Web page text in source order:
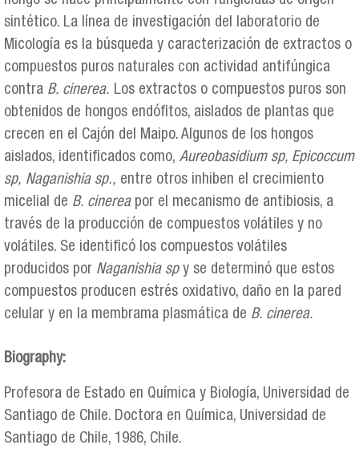
sintético. La línea de investigación del laboratorio de
Micología es la búsqueda y caracterización de extractos o
compuestos puros naturales con actividad antifúngica
contra B. cinerea. Los extractos o compuestos puros son
obtenidos de hongos endófitos, aislados de plantas que
crecen en el Cajón del Maipo. Algunos de los hongos
aislados, identificados como, Aureobasidium sp, Epicoccum
sp, Naganishia sp., entre otros inhiben el crecimiento
micelial de B. cinereapor el mecanismo de antibiosis, a
través de la producción de compuestos volátiles y no
volátiles. Se identificó los compuestos volátiles
producidos por Naganishia sp y se determinó que estos
compuestos producen estrés oxidativo, daño en la pared
celular y en la membrama plasmática de B. cinerea.
Biography:
Profesora de Estado en Química y Biología, Universidad de
Santiago de Chile. Doctora en Química, Universidad de
Santiago de Chile, 1986, Chile.